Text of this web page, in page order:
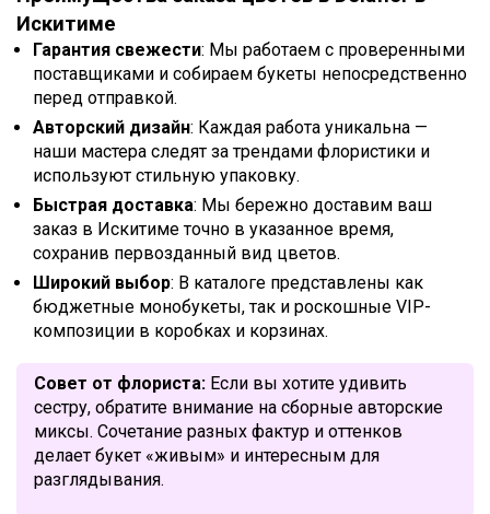
Искитиме
Гарантия свежести: Мы работаем с проверенными
поставщиками и собираем букеты непосредственно
перед отправкой.
Авторский дизайн: Каждая работа уникальна —
наши мастера следят за трендами флористики и
используют стильную упаковку.
Быстрая доставка: Мы бережно доставим ваш
заказ в Искитиме точно в указанное время,
сохранив первозданный вид цветов.
Широкий выбор: В каталоге представлены как
бюджетные монобукеты, так и роскошные VIP-
композиции в коробках и корзинах.
Совет от флориста: Если вы хотите удивить
сестру, обратите внимание на сборные авторские
миксы. Сочетание разных фактур и оттенков
делает букет «живым» и интересным для
разглядывания.